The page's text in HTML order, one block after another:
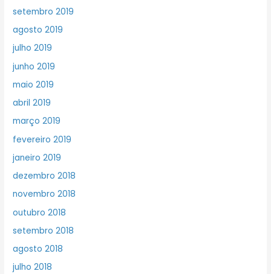
setembro 2019
agosto 2019
julho 2019
junho 2019
maio 2019
abril 2019
março 2019
fevereiro 2019
janeiro 2019
dezembro 2018
novembro 2018
outubro 2018
setembro 2018
agosto 2018
julho 2018